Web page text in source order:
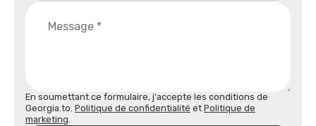
En soumettant ce formulaire, j'accepte les conditions de
Georgia.to. Politique de confidentialité et Politique de
marketing.